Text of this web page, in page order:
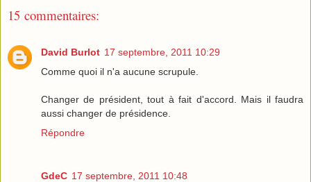
15 commentaires:
David Burlot 17 septembre, 2011 10:29
Comme quoi il n'a aucune scrupule.
Changer de président, tout à fait d'accord. Mais il faudra
aussi changer de présidence.
Répondre
GdeC 17 septembre, 2011 10:48